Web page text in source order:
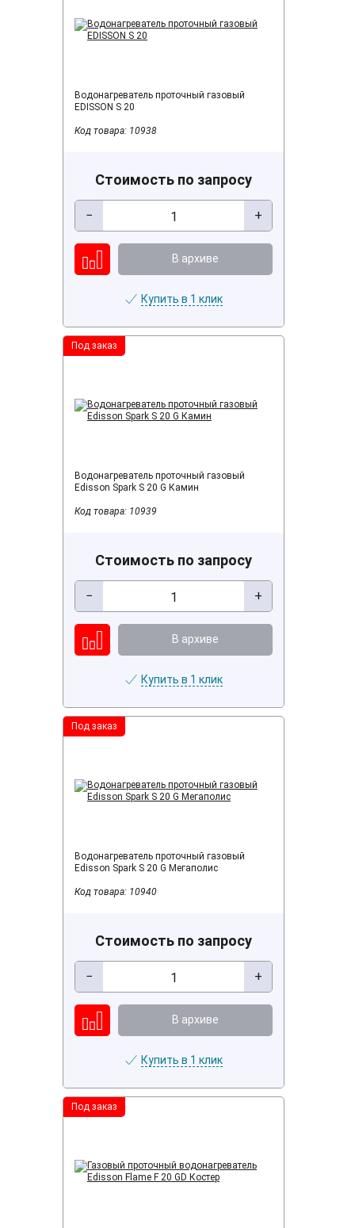
Водонагреватель проточный газовый
EDISSON S 20
Код товара: 10938
Стоимость по запросу
− +
В архиве
Купить в 1 клик
Под заказ
Водонагреватель проточный газовый
Edisson Spark S 20 G Камин
Код товара: 10939
Стоимость по запросу
− +
В архиве
Купить в 1 клик
Под заказ
Водонагреватель проточный газовый
Edisson Spark S 20 G Мегаполис
Код товара: 10940
Стоимость по запросу
− +
В архиве
Купить в 1 клик
Под заказ